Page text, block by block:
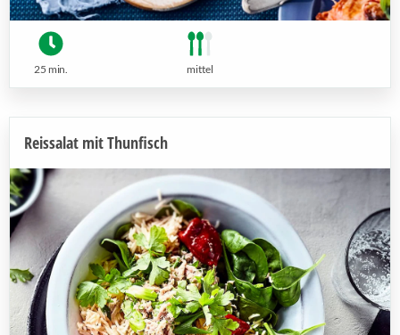
25 min. mittel
Reissalat mit Thunfisch